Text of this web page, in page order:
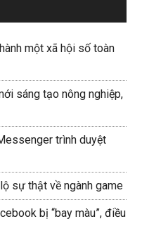
một xã hội số toàn
sáng tạo nông nghiệp,
trình duyệt
sự thật về ngành game
bị “bay màu”, điều